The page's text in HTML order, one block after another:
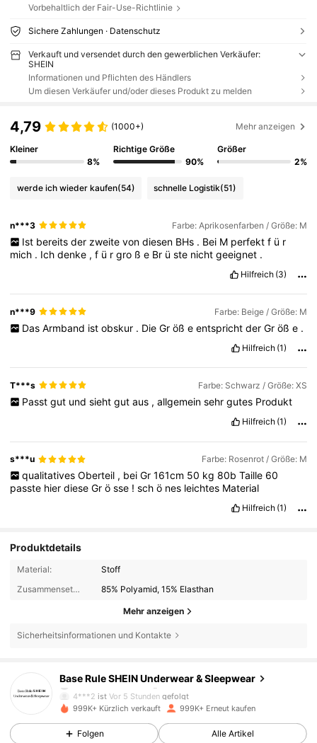
Vorbehaltlich der Fair-Use-Richtlinie
Sichere Zahlungen · Datenschutz
Verkauft und versendet durch den gewerblichen Verkäufer:
SHEIN
Informationen und Pflichten des Händlers
Um diesen Verkäufer und/oder dieses Produkt zu melden
4,79 (1000+) Mehr anzeigen
Kleiner
8%
Richtige Größe
90%
Größer
2%
werde ich wieder kaufen(54) schnelle Logistik(51)
n***3 Farbe: Aprikosenfarben / Größe: M
Ist bereits der zweite von diesen BHs . Bei M perfekt f ü r
mich . Ichdenke ,f ü rgro ße Br üste nichtgeeignet .
Hilfreich (3)
n***9 Farbe: Beige / Größe: M
Das Armband ist obskur . Die Gr öß e entspricht der Gr öß e .
Hilfreich (1)
T***s Farbe: Schwarz / Größe: XS
Passt gut und sieht gut aus , allgemein sehr gutes Produkt
Hilfreich (1)
s***u Farbe: Rosenrot / Größe: M
qualitatives Oberteil , bei Gr 161cm 50 kg 80b Taille 60
passte hierdieseGrösse !schö nes leichtes Material
Hilfreich (1)
Produktdetails
Material:
Stoff
Zusammensetzung:
85% Polyamid, 15% Elasthan
Mehr anzeigen
Sicherheitsinformationen und Kontakte
Base Rule SHEIN Underwear & Sleepwear
4***2 ist Vor 5 Stundengefolgt
999K+ Kürzlich verkauft 999K+ Erneut kaufen
Folgen Alle Artikel